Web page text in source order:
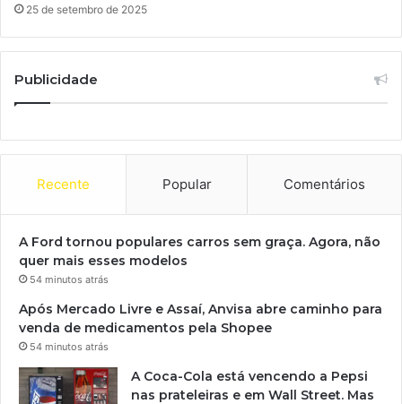
25 de setembro de 2025
Publicidade
Recente Popular Comentários
A Ford tornou populares carros sem graça. Agora, não
quer mais esses modelos
54 minutos atrás
Após Mercado Livre e Assaí, Anvisa abre caminho para
venda de medicamentos pela Shopee
54 minutos atrás
A Coca-Cola está vencendo a Pepsi
nas prateleiras e em Wall Street. Mas